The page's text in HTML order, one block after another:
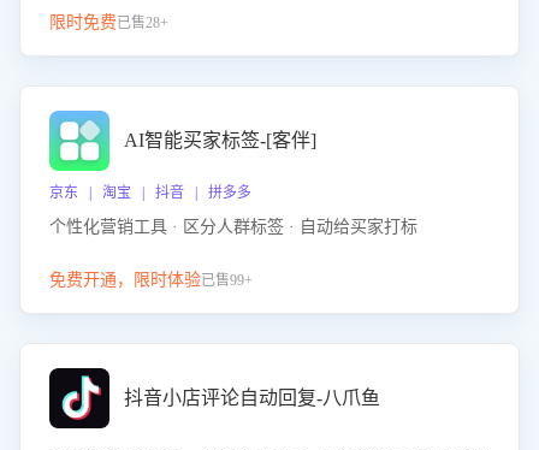
限时免费已售28+
AI智能买家标签-[客伴]
京东 | 淘宝 | 抖音 | 拼多多
个性化营销工具 · 区分人群标签 · 自动给买家打标
免费开通，限时体验已售99+
抖音小店评论自动回复-八爪鱼